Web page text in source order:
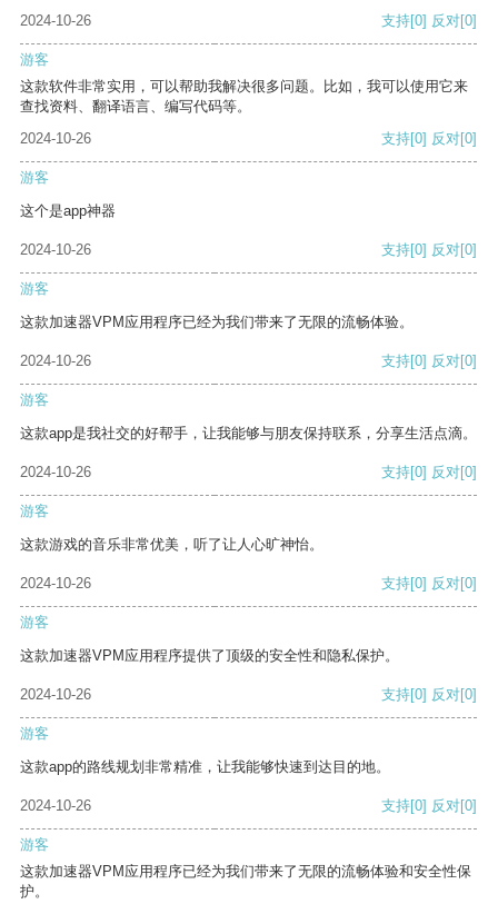
2024-10-26 支持[0] 反对[0]
游客
这款软件非常实用，可以帮助我解决很多问题。比如，我可以使用它来
查找资料、翻译语言、编写代码等。
2024-10-26
支持[0] 反对[0]
游客
这个是app神器
2024-10-26 支持[0] 反对[0]
游客
这款加速器VPM应用程序已经为我们带来了无限的流畅体验。
2024-10-26 支持[0] 反对[0]
游客
这款app是我社交的好帮手，让我能够与朋友保持联系，分享生活点滴。
2024-10-26 支持[0] 反对[0]
游客
这款游戏的音乐非常优美，听了让人心旷神怡。
2024-10-26 支持[0] 反对[0]
游客
这款加速器VPM应用程序提供了顶级的安全性和隐私保护。
2024-10-26 支持[0] 反对[0]
游客
这款app的路线规划非常精准，让我能够快速到达目的地。
2024-10-26 支持[0] 反对[0]
游客
这款加速器VPM应用程序已经为我们带来了无限的流畅体验和安全性保
护。